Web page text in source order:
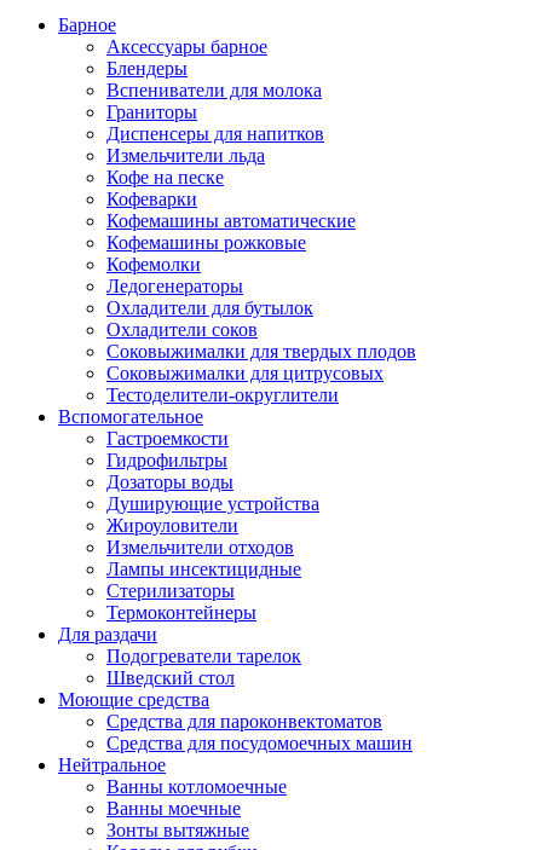
Барное
Аксессуары барное
Блендеры
Вспениватели для молока
Граниторы
Диспенсеры для напитков
Измельчители льда
Кофе на песке
Кофеварки
Кофемашины автоматические
Кофемашины рожковые
Кофемолки
Ледогенераторы
Охладители для бутылок
Охладители соков
Соковыжималки для твердых плодов
Соковыжималки для цитрусовых
Тестоделители-округлители
Вспомогательное
Гастроемкости
Гидрофильтры
Дозаторы воды
Душирующие устройства
Жироуловители
Измельчители отходов
Лампы инсектицидные
Стерилизаторы
Термоконтейнеры
Для раздачи
Подогреватели тарелок
Шведский стол
Моющие средства
Средства для пароконвектоматов
Средства для посудомоечных машин
Нейтральное
Ванны котломоечные
Ванны моечные
Зонты вытяжные